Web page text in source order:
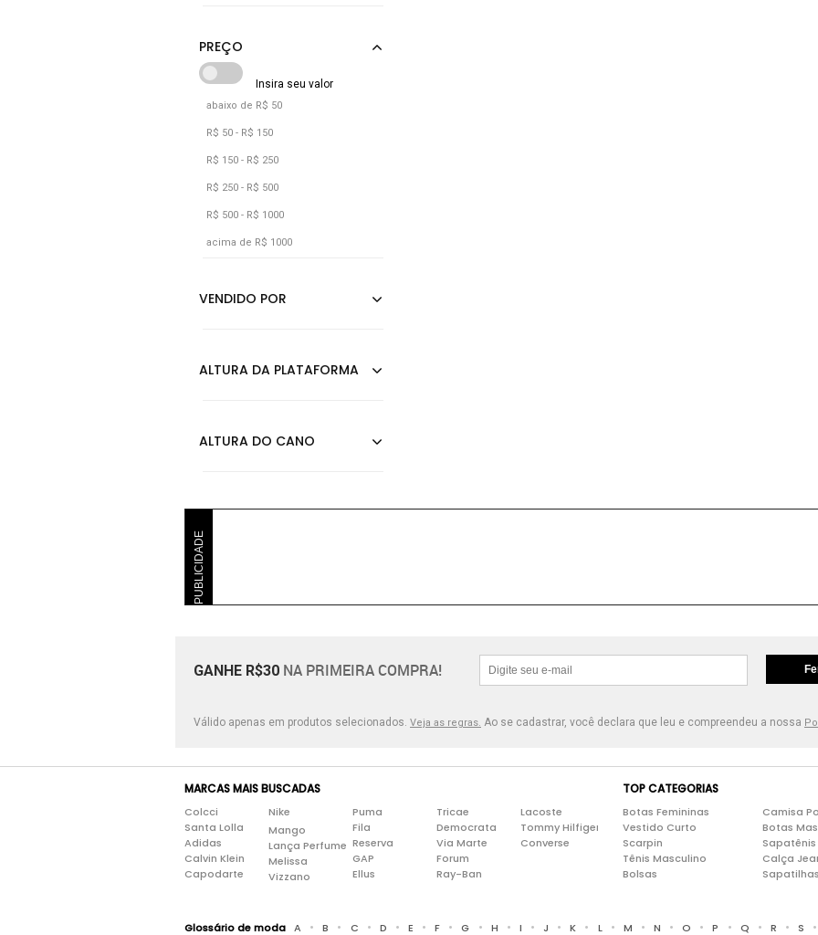
Ana Lucia
Anacapri
abaixo de R$ 50
R$ 50 - R$ 150
R$ 150 - R$ 250
R$ 250 - R$ 500
R$ 500 - R$ 1000
acima de R$ 1000
PUBLICIDADE
GANHE R$30 NA PRIMEIRA COMPRA!
Válido apenas em produtos selecionados. Veja as regras. Ao se cadastrar, você declara que leu e compreendeu a nossa
MARCAS MAIS BUSCADAS
Colcci
Santa Lolla
Adidas
Calvin Klein
Capodarte
Nike
Mango
Lança Perfume
Melissa
Vizzano
Puma
Fila
Reserva
GAP
Ellus
Tricae
Democrata
Via Marte
Forum
Ray-Ban
Lacoste
Tommy Hilfiger
Converse
TOP CATEGORIAS
Botas Femininas
Vestido Curto
Scarpin
Tênis Masculino
Bolsas
Camisa
Botas
Sapatênis
Calça
Sapatilhas
Glossário de moda A • B • C • D • E • F • G • H • I • J • K • L • M • N • O • P • Q • R • S •